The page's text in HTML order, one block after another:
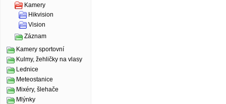
Kamery
Hikvision
Vision
Záznam
Kamery sportovní
Kulmy, žehličky na vlasy
Lednice
Meteostanice
Mixéry, šlehače
Mlýnky